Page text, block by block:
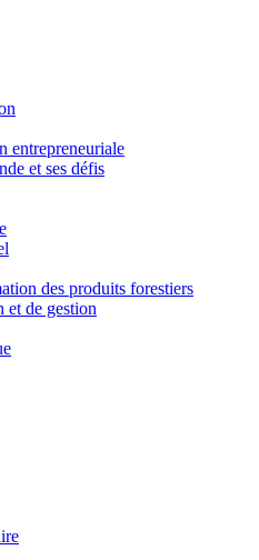
entrepreneuriale
et ses défis
des produits forestiers
et de gestion